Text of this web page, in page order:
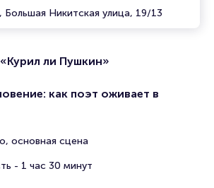
Большая Никитская улица, 19/13
ли Пушкин»
как поэт оживает в
основная сцена
- 1 час 30 минут